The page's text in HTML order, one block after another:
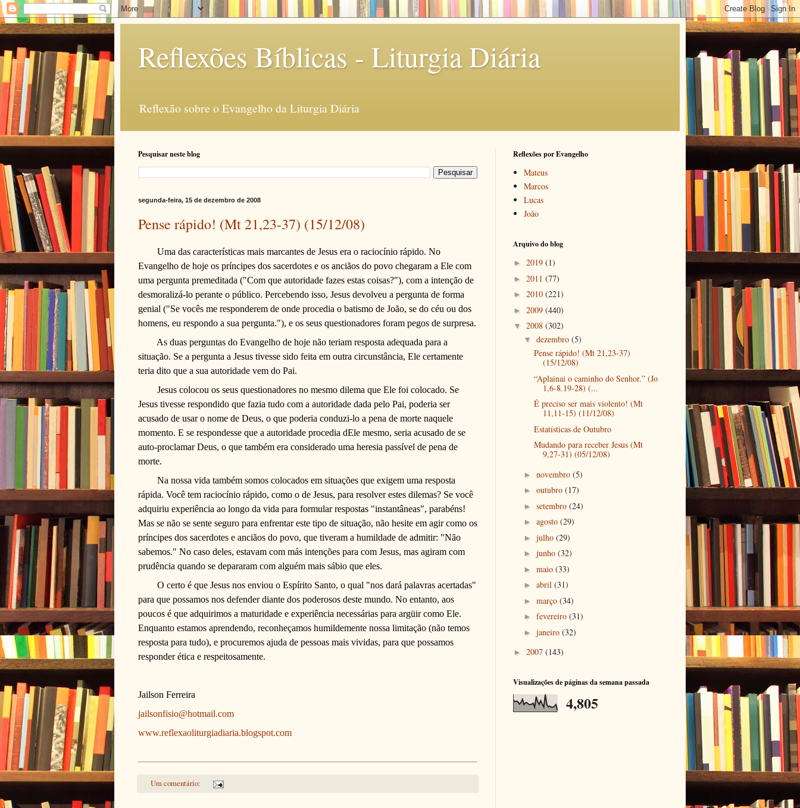
Reflexões Bíblicas - Liturgia Diária
Reflexão sobre o Evangelho da Liturgia Diária
Pesquisar neste blog
segunda-feira, 15 de dezembro de 2008
Pense rápido! (Mt 21,23-37) (15/12/08)
Uma das características mais marcantes de Jesus era o raciocínio rápido. No
Evangelho de hoje os príncipes dos sacerdotes e os anciãos do povo chegaram a Ele com
uma pergunta premeditada ("Com que autoridade fazes estas coisas?"), com a intenção de
desmoralizá-lo perante o público. Percebendo isso, Jesus devolveu a pergunta de forma
genial ("Se vocês me responderem de onde procedia o batismo de João, se do céu ou dos
homens, eu respondo a sua pergunta."), e os seus questionadores foram pegos de surpresa.
As duas perguntas do Evangelho de hoje não teriam resposta adequada para a
situação. Se a pergunta a Jesus tivesse sido feita em outra circunstância, Ele certamente
teria dito que a sua autoridade vem do Pai.
Jesus colocou os seus questionadores no mesmo dilema que Ele foi colocado. Se
Jesus tivesse respondido que fazia tudo com a autoridade dada pelo Pai, poderia ser
acusado de usar o nome de Deus, o que poderia conduzi-lo a pena de morte naquele
momento. E se respondesse que a autoridade procedia dEle mesmo, seria acusado de se
auto-proclamar Deus, o que também era considerado uma heresia passível de pena de
morte.
Na nossa vida também somos colocados em situações que exigem uma resposta
rápida. Você tem raciocínio rápido, como o de Jesus, para resolver estes dilemas? Se você
adquiriu experiência ao longo da vida para formular respostas "instantâneas", parabéns!
Mas se não se sente seguro para enfrentar este tipo de situação, não hesite em agir como os
príncipes dos sacerdotes e anciãos do povo, que tiveram a humildade de admitir: "Não
sabemos." No caso deles, estavam com más intenções para com Jesus, mas agiram com
prudência quando se depararam com alguém mais sábio que eles.
O certo é que Jesus nos enviou o Espírito Santo, o qual "nos dará palavras acertadas"
para que possamos nos defender diante dos poderosos deste mundo. No entanto, aos
poucos é que adquirimos a maturidade e experiência necessárias para argüir como Ele.
Enquanto estamos aprendendo, reconheçamos humildemente nossa limitação (não temos
resposta para tudo), e procuremos ajuda de pessoas mais vividas, para que possamos
responder ética e respeitosamente.
Jailson Ferreira
jailsonfisio@hotmail.com
www.reflexaoliturgiadiaria.blogspot.com
Um comentário:
Reflexões por Evangelho
Mateus
Marcos
Lucas
João
Arquivo do blog
► 2019 (1)
► 2011 (77)
► 2010 (221)
► 2009 (440)
▼ 2008 (302)
▼ dezembro (5)
Pense rápido! (Mt 21,23-37)
(15/12/08)
“Aplainai o caminho do Senhor.” (Jo
1,6-8.19-28) (...
É preciso ser mais violento! (Mt
11,11-15) (11/12/08)
Estatísticas de Outubro
Mudando para receber Jesus (Mt
9,27-31) (05/12/08)
► novembro (5)
► outubro (17)
► setembro (24)
► agosto (29)
► julho (29)
► junho (32)
► maio (33)
► abril (31)
► março (34)
► fevereiro (31)
► janeiro (32)
► 2007 (143)
Visualizações de páginas da semana passada
4,805